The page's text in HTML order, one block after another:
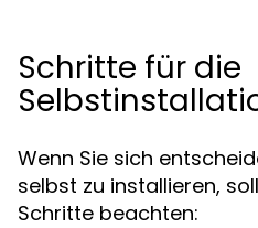
Schritte für die
Wenn Sie sich
selbst zu installieren,
Schritte beachten: